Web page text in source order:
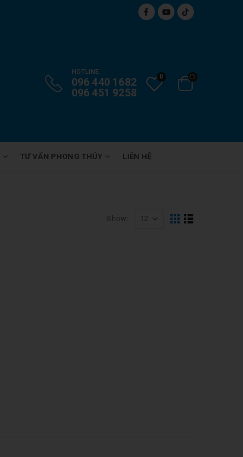
HOTLINE
096 440 1682
096 451 9258
0
TƯ VẤN PHONG THỦY LIÊN HỆ
Show: